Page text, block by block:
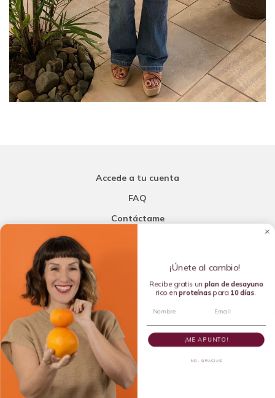
Accede a tu cuenta
FAQ
Contáctame
Añade una porción de inteligencia a tu nutrición
Copyright © 2016-2026 Carla L. de la Torre. All rights reserved.
Dietista Destacada del 2020 y Líder en Dietética Emergente del
2024 por la Academia de Nutrición y Dietética
¡Únete al cambio!
Recibe gratis unplan de desayuno
rico enproteínaspara 10 días.
¡ME APUNTO!
NO, GRACIAS